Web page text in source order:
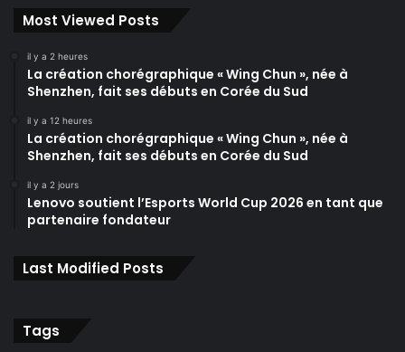
Most Viewed Posts
il y a 2 heures
La création chorégraphique « Wing Chun », née à
Shenzhen, fait ses débuts en Corée du Sud
il y a 12 heures
La création chorégraphique « Wing Chun », née à
Shenzhen, fait ses débuts en Corée du Sud
il y a 2 jours
Lenovo soutient l’Esports World Cup 2026 en tant que
partenaire fondateur
Last Modified Posts
Tags